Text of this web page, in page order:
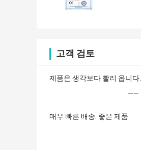
고객 검토
제품은 생각보다 빨리 옵니다.
——
매우 빠른 배송. 좋은 제품